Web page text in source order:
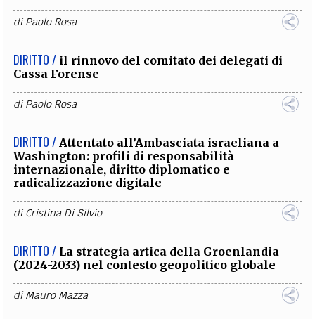
diPaolo Rosa
DIRITTO / il rinnovo del comitato dei delegati di
Cassa Forense
diPaolo Rosa
DIRITTO / Attentato all’Ambasciata israeliana a
Washington: profili di responsabilità
internazionale, diritto diplomatico e
radicalizzazione digitale
diCristina Di Silvio
DIRITTO / La strategia artica della Groenlandia
(2024-2033) nel contesto geopolitico globale
diMauro Mazza